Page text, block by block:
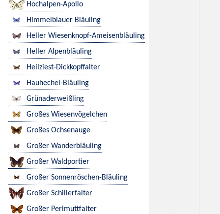
Hochalpen-Apollo
Himmelblauer Bläuling
Heller Wiesenknopf-Ameisenbläuling
Heller Alpenbläuling
Heilziest-Dickkopffalter
Hauhechel-Bläuling
Grünaderweißling
Großes Wiesenvögelchen
Großes Ochsenauge
Großer Wanderbläuling
Großer Waldportier
Großer Sonnenröschen-Bläuling
Großer Schillerfalter
Großer Perlmuttfalter